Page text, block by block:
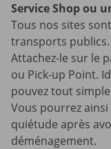
Service Shop ou
Tous nos sites
transports publics.
Attachez-le sur le
ou Pick-up Point.
pouvez tout
Vous pourrez
quiétude après
déménagement.